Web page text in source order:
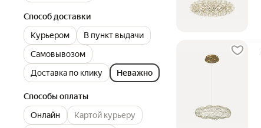
Способ доставки
Курьером
В пункт выдачи
Самовывозом
Доставка по клику
Неважно
Способы оплаты
Онлайн
Картой курьеру